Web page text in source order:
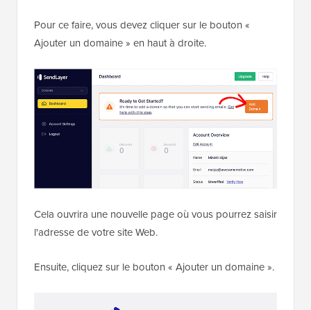
Pour ce faire, vous devez cliquer sur le bouton «
Ajouter un domaine » en haut à droite.
Cela ouvrira une nouvelle page où vous pourrez saisir
l'adresse de votre site Web.
Ensuite, cliquez sur le bouton « Ajouter un domaine ».